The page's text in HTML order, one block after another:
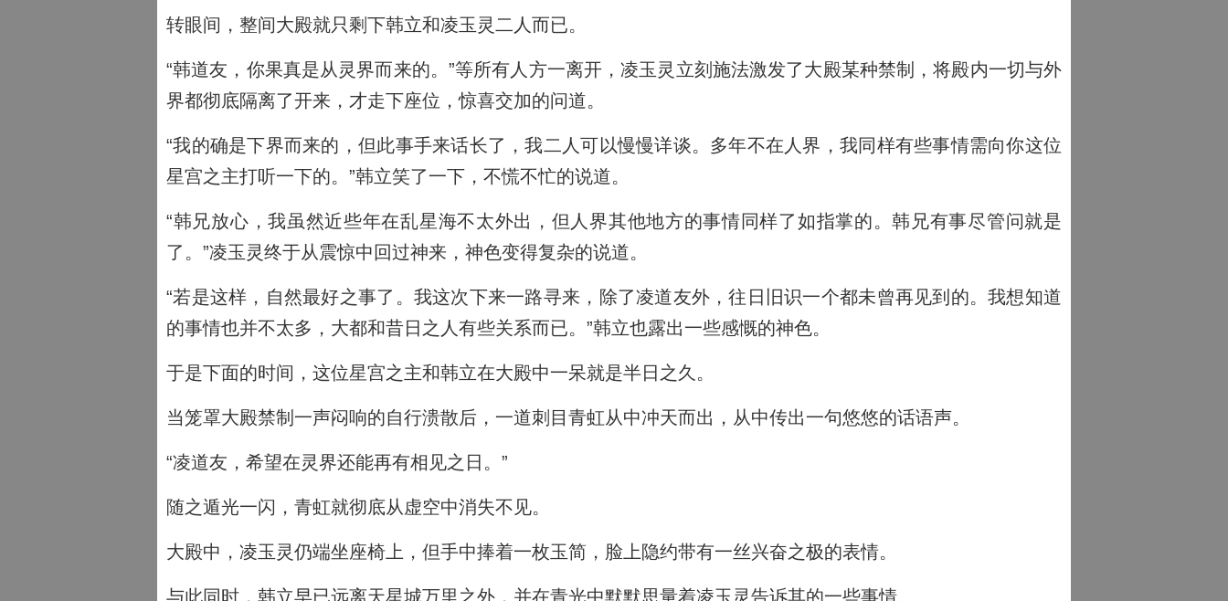
转眼间，整间大殿就只剩下韩立和凌玉灵二人而已。
“韩道友，你果真是从灵界而来的。”等所有人方一离开，凌玉灵立刻施法激发了大殿某种禁制，将殿内一切与外
界都彻底隔离了开来，才走下座位，惊喜交加的问道。
“我的确是下界而来的，但此事手来话长了，我二人可以慢慢详谈。多年不在人界，我同样有些事情需向你这位
星宫之主打听一下的。”韩立笑了一下，不慌不忙的说道。
“韩兄放心，我虽然近些年在乱星海不太外出，但人界其他地方的事情同样了如指掌的。韩兄有事尽管问就是
了。”凌玉灵终于从震惊中回过神来，神色变得复杂的说道。
“若是这样，自然最好之事了。我这次下来一路寻来，除了凌道友外，往日旧识一个都未曾再见到的。我想知道
的事情也并不太多，大都和昔日之人有些关系而已。”韩立也露出一些感慨的神色。
于是下面的时间，这位星宫之主和韩立在大殿中一呆就是半日之久。
当笼罩大殿禁制一声闷响的自行溃散后，一道刺目青虹从中冲天而出，从中传出一句悠悠的话语声。
“凌道友，希望在灵界还能再有相见之日。”
随之遁光一闪，青虹就彻底从虚空中消失不见。
大殿中，凌玉灵仍端坐座椅上，但手中捧着一枚玉简，脸上隐约带有一丝兴奋之极的表情。
与此同时，韩立早已远离天星城万里之外，并在青光中默默思量着凌玉灵告诉其的一些事情。